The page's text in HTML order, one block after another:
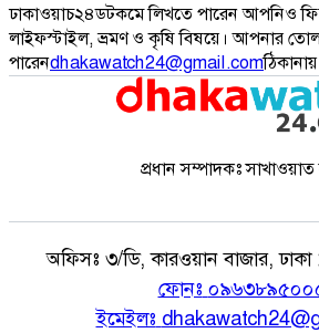
ঢাকাওয়াচ২৪ডটকমে লিখতে পারেন আপনিও
লাইফস্টাইল, ভ্রমণ ও কৃষি বিষয়ে। আপনার
পারেনdhakawatch24@gmail.com
প্রধান সম্পাদকঃ
অফিসঃ ৩/ডি, কারওয়ান বাজার,
ফোনঃ
ইমেইলঃ